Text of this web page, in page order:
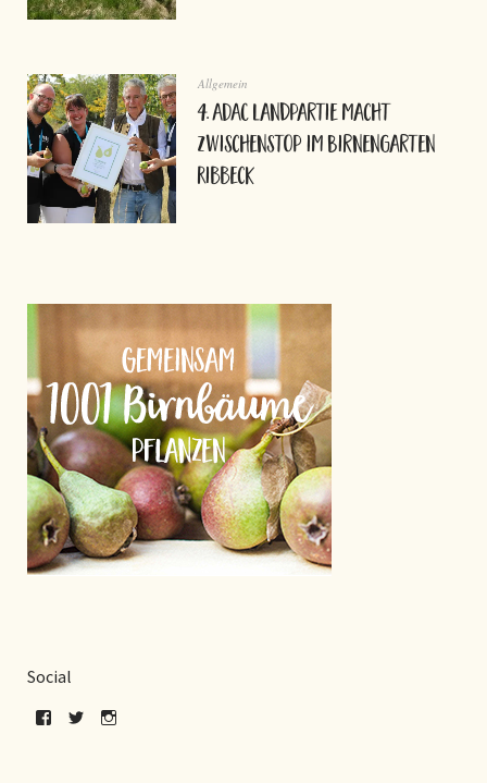
Allgemein
4. ADAC Landpartie macht
Zwischenstop im Birnengarten
Ribbeck
Social